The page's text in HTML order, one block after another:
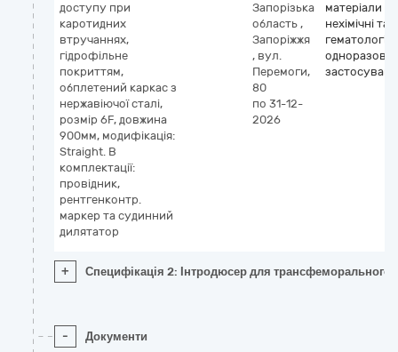
доступу при
каротидних
втручаннях,
гідрофільне
покриттям,
обплетений каркас з
нержавіючої сталі,
розмір 6F, довжина
900мм, модифікація:
Straight. В
комплектації:
провідник,
рентгенконтр.
маркер та судинний
дилятатор
Запорізька
область ,
Запоріжжя
, вул.
Перемоги,
80
по 31-12-
2026
матеріали
нехімічні та
+ Специфікація 2: Інтродюсер для трансфеморального
- Документи